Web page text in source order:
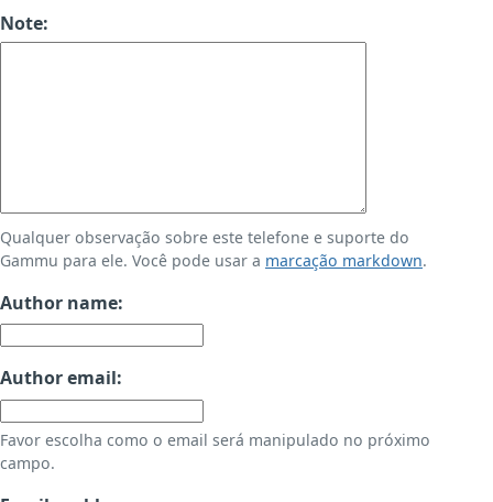
Note:
Qualquer observação sobre este telefone e suporte do
Gammu para ele. Você pode usar a marcação markdown.
Author name:
Author email:
Favor escolha como o email será manipulado no próximo
campo.